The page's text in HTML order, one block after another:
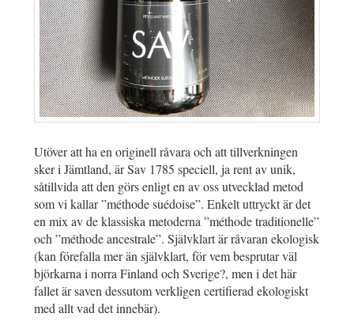
Utöver att ha en originell råvara och att tillverkningen
sker i Jämtland, är Sav 1785 speciell, ja rent av unik,
såtillvida att den görs enligt en av oss utvecklad metod
som vi kallar ”méthode suédoise”. Enkelt uttryckt är det
en mix av de klassiska metoderna ”méthode traditionelle”
och ”méthode ancestrale”. Självklart är råvaran ekologisk
(kan förefalla mer än självklart, för vem besprutar väl
björkarna i norra Finland och Sverige?, men i det här
fallet är saven dessutom verkligen certifierad ekologiskt
med allt vad det innebär).